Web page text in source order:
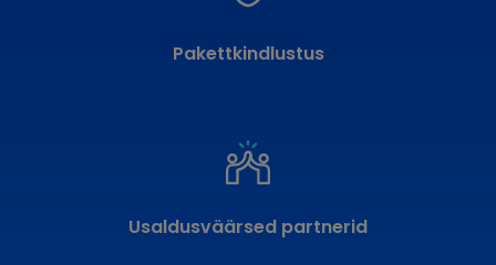
Pakettkindlustus
Usaldusväärsed partnerid